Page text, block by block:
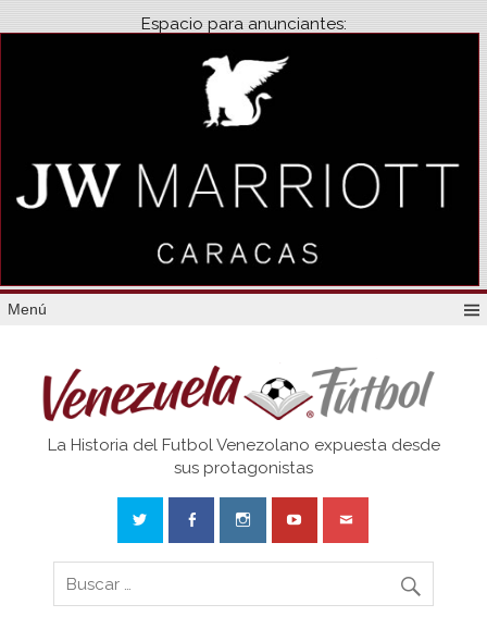
Espacio para anunciantes:
Menú
Venezuela
La Historia del Futbol Venezolano expuesta desde
sus protagonistas